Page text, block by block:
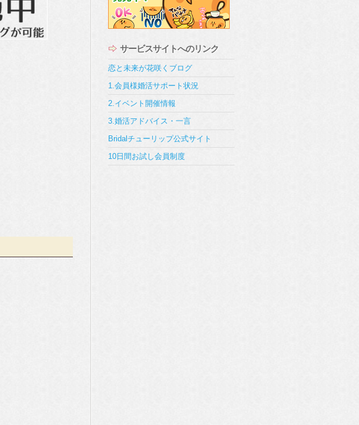
サービスサイトへのリンク
恋と未来が花咲くブログ
1.会員様婚活サポート状況
2.イベント開催情報
3.婚活アドバイス・一言
Bridalチューリップ公式サイト
10日間お試し会員制度